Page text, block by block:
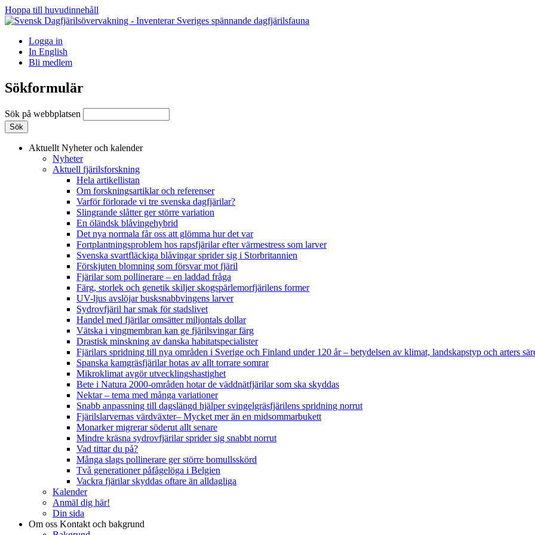
Hoppa till huvudinnehåll
Logga in
In English
Bli medlem
Sökformulär
Sök på webbplatsen
Aktuellt Nyheter och kalender
Nyheter
Aktuell fjärilsforskning
Hela artikellistan
Om forskningsartiklar och referenser
Varför förlorade vi tre svenska dagfjärilar?
Slingrande slåtter ger större variation
En öländsk blåvingehybrid
Det nya normala får oss att glömma hur det var
Fortplantningsproblem hos rapsfjärilar efter värmestress som larver
Svenska svartfläckiga blåvingar sprider sig i Storbritannien
Förskjuten blomning som försvar mot fjäril
Fjärilar som pollinerare – en laddad fråga
Färg, storlek och genetik skiljer skogspärlemorfjärilens former
UV-ljus avslöjar busksnabbvingens larver
Sydrovfjäril har smak för stadslivet
Handel med fjärilar omsätter miljontals dollar
Vätska i vingmembran kan ge fjärilsvingar färg
Drastisk minskning av danska habitatspecialister
Fjärilars spridning till nya områden i Sverige och Finland under 120 år– betydelsen av klimat, landskapstyp och arters
Spanska kamgräsfjärilar hotas av allt torrare somrar
Mikroklimat avgör utvecklingshastighet
Bete i Natura 2000-områden hotar de väddnätfjärilar som ska skyddas
Nektar – tema med många variationer
Snabb anpassning till dagslängd hjälper svingelgräsfjärilens spridning norrut
Fjärilslarvernas värdväxter– Mycket mer än en midsommarbukett
Monarker migrerar söderut allt senare
Mindre kräsna sydrovfjärilar sprider sig snabbt norrut
Vad tittar du på?
Många slags pollinerare ger större bomullsskörd
Två generationer påfågelöga i Belgien
Vackra fjärilar skyddas oftare än alldagliga
Kalender
Anmäl dig här!
Din sida
Om oss Kontakt och bakgrund